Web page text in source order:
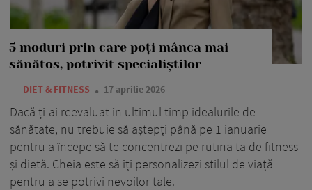
5 moduri prin care poți mânca mai
sănătos, potrivit specialiștilor
— DIET & FITNESS 17 aprilie 2026
Dacă ți-ai reevaluat în ultimul timp idealurile de
sănătate, nu trebuie să aștepți până pe 1 ianuarie
pentru a începe să te concentrezi pe rutina ta de fitness
și dietă. Cheia este să îți personalizezi stilul de viață
pentru a se potrivi nevoilor tale.